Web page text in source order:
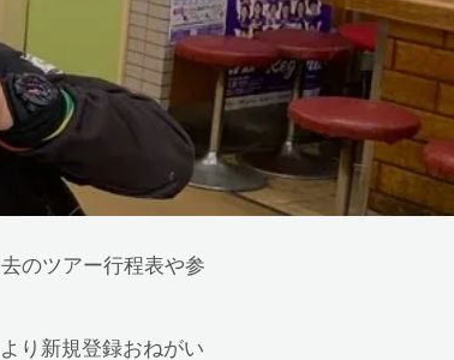
のツアー行程表や参
り新規登録おねがい